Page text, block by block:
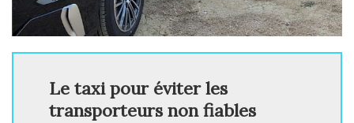
Le taxi pour éviter les
transporteurs non fiables